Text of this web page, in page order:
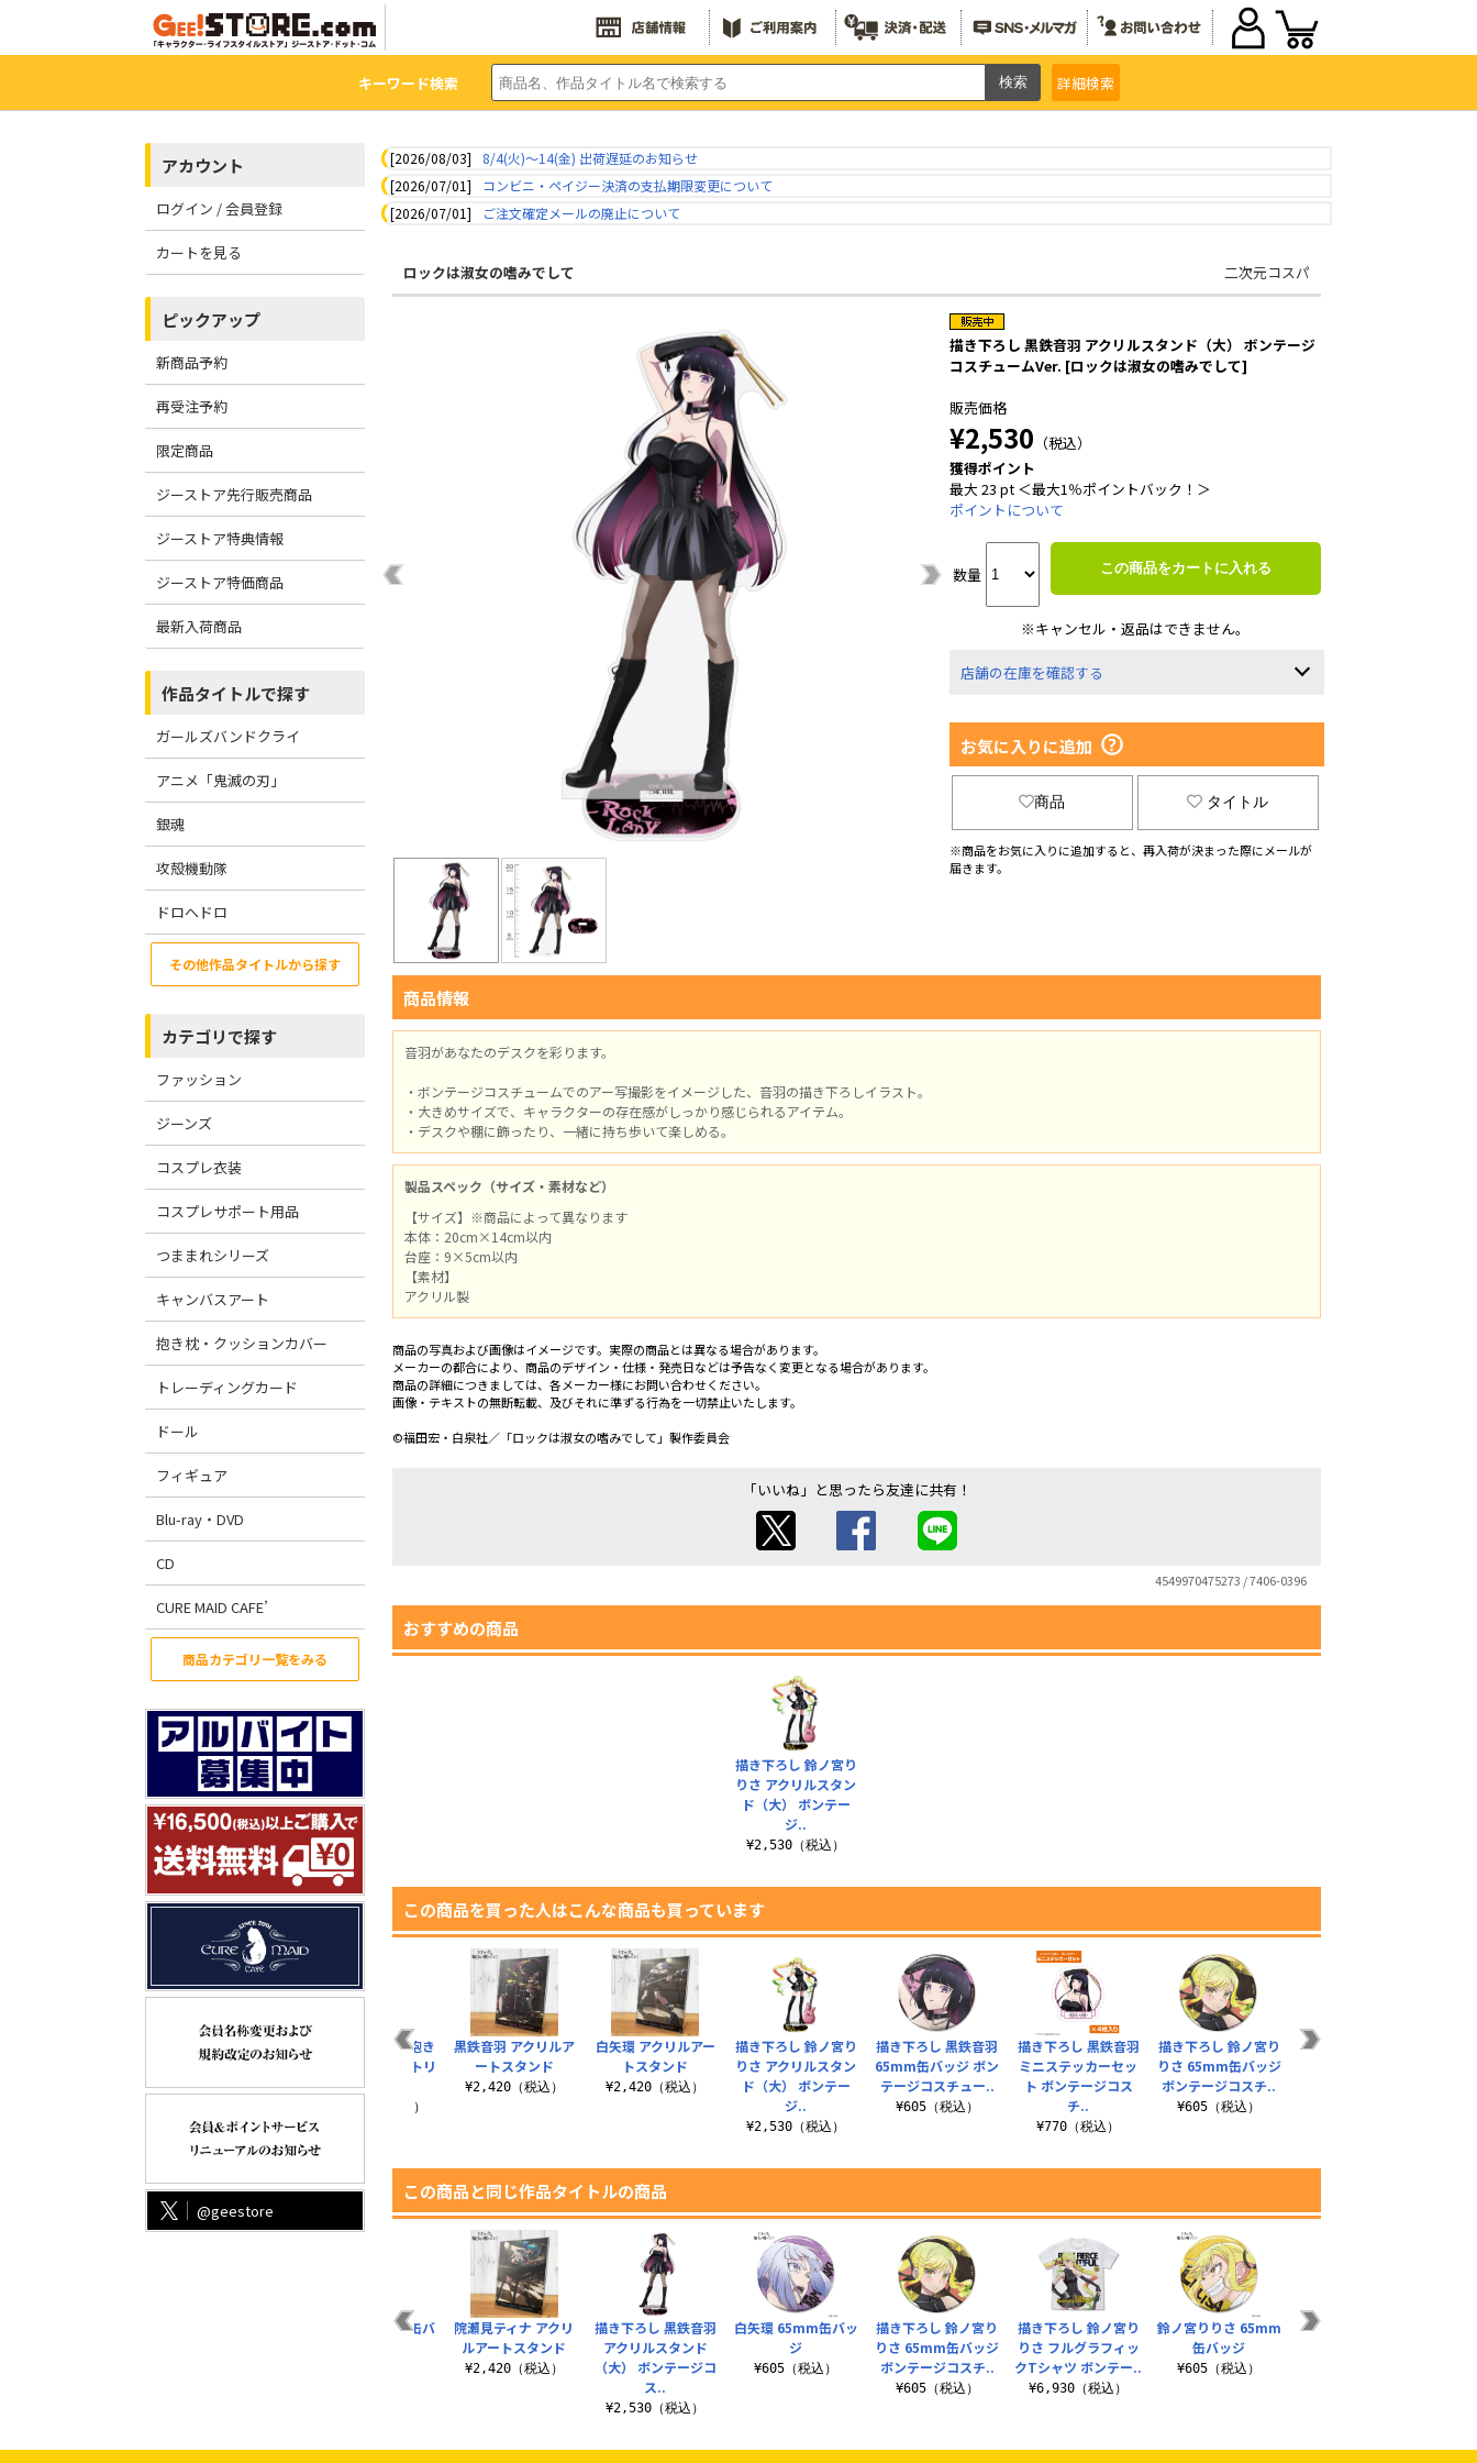
キーワード検索 詳細検索
アカウント
ログイン / 会員登録
カートを見る
ピックアップ
新商品予約
再受注予約
限定商品
ジーストア先行販売商品
ジーストア特典情報
ジーストア特価商品
最新入荷商品
作品タイトルで探す
ガールズバンドクライ
アニメ「鬼滅の刃」
銀魂
攻殻機動隊
ドロヘドロ
その他作品タイトルから探す
カテゴリで探す
ファッション
ジーンズ
コスプレ衣装
コスプレサポート用品
つままれシリーズ
キャンバスアート
抱き枕・クッションカバー
トレーディングカード
ドール
フィギュア
Blu-ray・DVD
CD
CURE MAID CAFE’
商品カテゴリ一覧をみる
@geestore
[2026/08/03]
8/4(火)～14(金) 出荷遅延のお知らせ
[2026/07/01]
コンビニ・ペイジー決済の支払期限変更について
[2026/07/01]
ご注文確定メールの廃止について
ロックは淑女の嗜みでして 二次元コスパ
描き下ろし 黒鉄音羽 アクリルスタンド（大） ボンテージ
コスチュームVer. [ロックは淑女の嗜みでして]
販売価格
¥2,530 （税込）
獲得ポイント
最大 23 pt ＜最大1％ポイントバック！＞
ポイントについて
数量 この商品をカートに入れる
※キャンセル・返品はできません。
店舗の在庫を確認する
お気に入りに追加
商品 タイトル
※商品をお気に入りに追加すると、再入荷が決まった際にメールが
届きます。
商品情報
音羽があなたのデスクを彩ります。
・ボンテージコスチュームでのアー写撮影をイメージした、音羽の描き下ろしイラスト。
・大きめサイズで、キャラクターの存在感がしっかり感じられるアイテム。
・デスクや棚に飾ったり、一緒に持ち歩いて楽しめる。
製品スペック（サイズ・素材など）
【サイズ】※商品によって異なります
本体：20cm×14cm以内
台座：9×5cm以内
【素材】
アクリル製
商品の写真および画像はイメージです。実際の商品とは異なる場合があります。
メーカーの都合により、商品のデザイン・仕様・発売日などは予告なく変更となる場合があります。
商品の詳細につきましては、各メーカー様にお問い合わせください。
画像・テキストの無断転載、及びそれに準ずる行為を一切禁止いたします。
©福田宏・白泉社／「ロックは淑女の嗜みでして」製作委員会
「いいね」と思ったら友達に共有！
4549970475273 / 7406-0396
おすすめの商品
描き下ろし 鈴ノ宮り
りさ アクリルスタン
ド（大） ボンテー
ジ..
¥2,530（税込）
この商品を買った人はこんな商品も買っています
描き下ろし 鈴ノ宮り
りさ アクリルスタン
ド（大） ボンテー
ジ..
¥2,530（税込）
描き下ろし 黒鉄音羽
65mm缶バッジ ボン
テージコスチュー..
¥605（税込）
描き下ろし 黒鉄音羽
ミニステッカーセッ
ト ボンテージコス
チ..
¥770（税込）
描き下ろし 鈴ノ宮り
りさ 65mm缶バッジ
ボンテージコスチ..
¥605（税込）
描き下ろし 鈴ノ宮り
描き下ろし 夜重 抱き
枕カバー（2wayトリ
コット）
描き下ろし 夕奈 抱き
枕カバー（2wayトリ
コット）
¥12,100（税込）
黒鉄音羽 アクリルア
ートスタンド
¥2,420（税込）
白矢環 アクリルアー
トスタンド
¥2,420（税込）
この商品と同じ作品タイトルの商品
白矢環 65mm缶バッ
ジ
¥605（税込）
描き下ろし 鈴ノ宮り
りさ 65mm缶バッジ
ボンテージコスチ..
¥605（税込）
描き下ろし 鈴ノ宮り
りさ フルグラフィッ
クTシャツ ボンテー..
¥6,930（税込）
鈴ノ宮りりさ 65mm
缶バッジ
¥605（税込）
桜心女学園高等部制
黒鉄音羽 65mm缶バ
院瀬見ティナ アクリ
ルアートスタンド
¥2,420（税込）
描き下ろし 黒鉄音羽
アクリルスタンド
（大） ボンテージコ
ス..
¥2,530（税込）